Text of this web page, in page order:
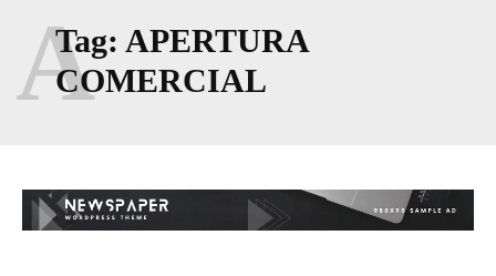
Tag: APERTURA
COMERCIAL
A